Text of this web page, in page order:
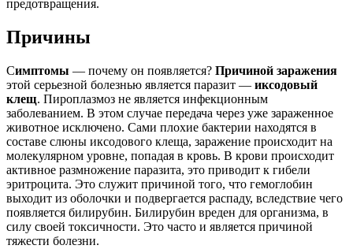
предотвращения.
Причины
Симптомы — почему он появляется? Причиной заражения
этой серьезной болезнью является паразит — иксодовый
клещ. Пироплазмоз не является инфекционным
заболеванием. В этом случае передача через уже зараженное
животное исключено. Сами плохие бактерии находятся в
составе слюны иксодового клеща, заражение происходит на
молекулярном уровне, попадая в кровь. В крови происходит
активное размножение паразита, это приводит к гибели
эритроцита. Это служит причиной того, что гемоглобин
выходит из оболочки и подвергается распаду, вследствие чего
появляется билирубин. Билирубин вреден для организма, в
силу своей токсичности. Это часто и является причиной
тяжести болезни.